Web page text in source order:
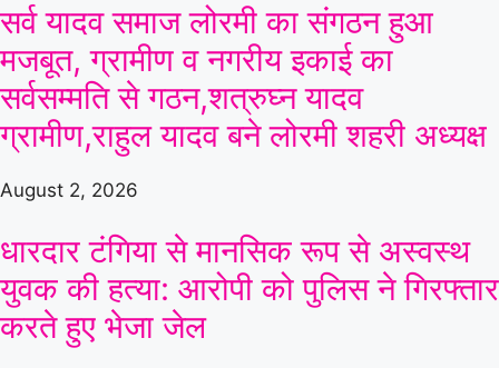
सर्व यादव समाज लोरमी का संगठन हुआ
मजबूत, ग्रामीण व नगरीय इकाई का
सर्वसम्मति से गठन,शत्रुघ्न यादव
ग्रामीण,राहुल यादव बने लोरमी शहरी अध्यक्ष
August 2, 2026
धारदार टंगिया से मानसिक रूप से अस्वस्थ
युवक की हत्या: आरोपी को पुलिस ने गिरफ्तार
करते हुए भेजा जेल